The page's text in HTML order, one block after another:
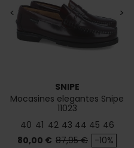
< >
SNIPE
Mocasines elegantes Snipe
11023
40 41 42 43 44 45 46
Precio
80,00 € Precio base
87,95 € -10%